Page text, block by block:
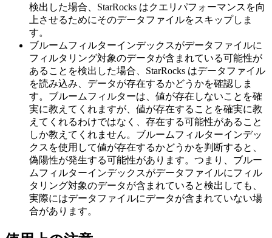
検出した場合、StarRocks はクエリパフォーマンスを向
上させるためにそのデータファイルをスキップしま
す。
ブルームフィルターインデックスがデータファイルに
フィルタリング対象のデータが含まれている可能性が
あることを検出した場合、StarRocks はデータファイル
を読み込み、データが存在するかどうかを確認しま
す。ブルームフィルターは、値が存在しないことを確
実に教えてくれますが、値が存在することを確実に教
えてくれるわけではなく、存在する可能性があること
しか教えてくれません。ブルームフィルターインデッ
クスを使用して値が存在するかどうかを判断すると、
偽陽性が発生する可能性があります。つまり、ブルー
ムフィルターインデックスがデータファイルにフィル
タリング対象のデータが含まれていると検出しても、
実際にはデータファイルにデータが含まれていない場
合があります。